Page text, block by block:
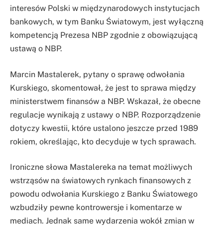
interesów Polski w międzynarodowych instytucjach
bankowych, w tym Banku Światowym, jest wyłączną
kompetencją Prezesa NBP zgodnie z obowiązującą
ustawą o NBP.
Marcin Mastalerek, pytany o sprawę odwołania
Kurskiego, skomentował, że jest to sprawa między
ministerstwem finansów a NBP. Wskazał, że obecne
regulacje wynikają z ustawy o NBP. Rozporządzenie
dotyczy kwestii, które ustalono jeszcze przed 1989
rokiem, określając, kto decyduje w tych sprawach.
Ironiczne słowa Mastalereka na temat możliwych
wstrząsów na światowych rynkach finansowych z
powodu odwołania Kurskiego z Banku Światowego
wzbudziły pewne kontrowersje i komentarze w
mediach. Jednak same wydarzenia wokół zmian w